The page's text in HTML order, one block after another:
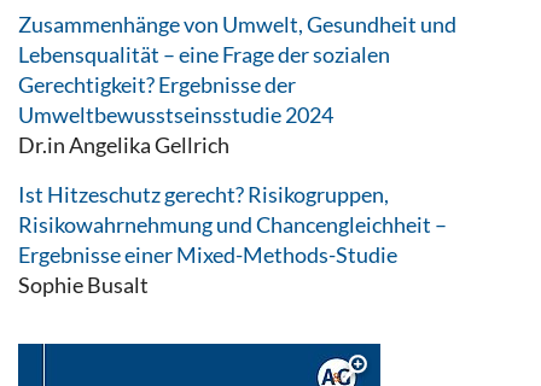
Zusammenhänge von Umwelt, Gesundheit und
Lebensqualität – eine Frage der sozialen
Gerechtigkeit? Ergebnisse der
Umweltbewusstseinsstudie 2024
Dr.in Angelika Gellrich
Ist Hitzeschutz gerecht? Risikogruppen,
Risikowahrnehmung und Chancengleichheit –
Ergebnisse einer Mixed-Methods-Studie
Sophie Busalt